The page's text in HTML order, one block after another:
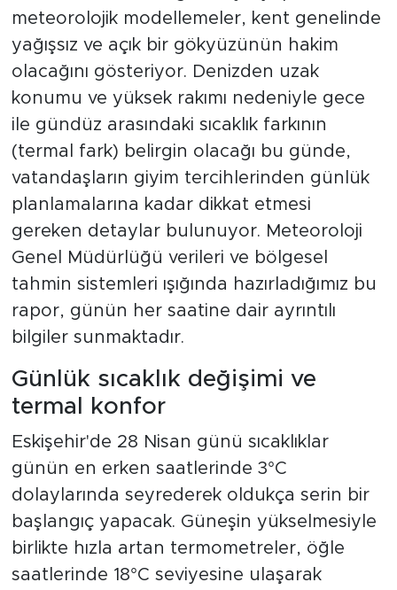
meteorolojik modellemeler, kent genelinde
yağışsız ve açık bir gökyüzünün hakim
olacağını gösteriyor. Denizden uzak
konumu ve yüksek rakımı nedeniyle gece
ile gündüz arasındaki sıcaklık farkının
(termal fark) belirgin olacağı bu günde,
vatandaşların giyim tercihlerinden günlük
planlamalarına kadar dikkat etmesi
gereken detaylar bulunuyor. Meteoroloji
Genel Müdürlüğü verileri ve bölgesel
tahmin sistemleri ışığında hazırladığımız bu
rapor, günün her saatine dair ayrıntılı
bilgiler sunmaktadır.
Günlük sıcaklık değişimi ve
termal konfor
Eskişehir'de 28 Nisan günü sıcaklıklar
günün en erken saatlerinde 3°C
dolaylarında seyrederek oldukça serin bir
başlangıç yapacak. Güneşin yükselmesiyle
birlikte hızla artan termometreler, öğle
saatlerinde 18°C seviyesine ulaşarak